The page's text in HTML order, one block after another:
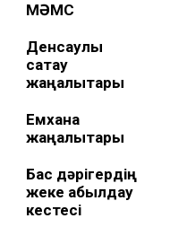
МӘМС
Денсаулық
сақтау
жаңалықтары
Емхана
жаңалықтары
Бас дәрігердің
жеке қабылдау
кестесі